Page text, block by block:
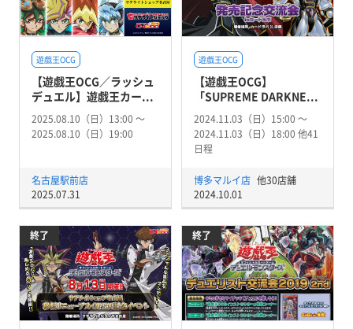
遊戯王OCG
【遊戯王OCG／ラッシュ
デュエル】遊戯王カー...
2025.08.10（日）13:00 〜
2025.08.10（日）19:00
名古屋駅前店
2025.07.31
遊戯王OCG
【遊戯王OCG】
「SUPREME DARKNE...
2024.11.03（日）15:00 〜
2024.11.03（日）18:00 他41
日程
博多マルイ店 他30店舗
2024.10.01
終了 終了